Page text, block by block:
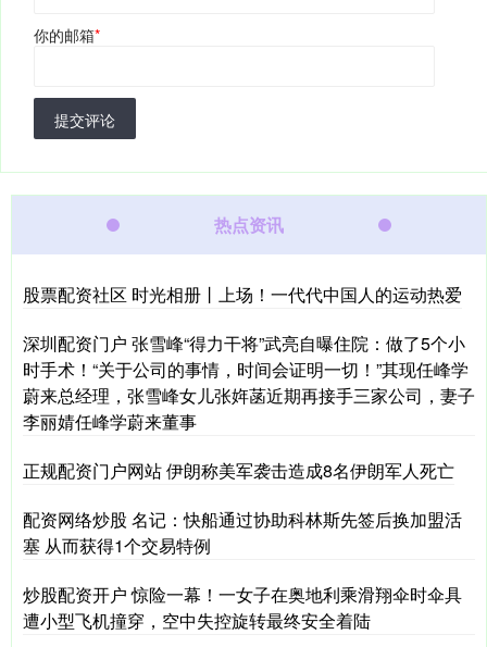
你的邮箱*
提交评论
热点资讯
股票配资社区 时光相册丨上场！一代代中国人的运动热爱
深圳配资门户 张雪峰“得力干将”武亮自曝住院：做了5个小
时手术！“关于公司的事情，时间会证明一切！”其现任峰学
蔚来总经理，张雪峰女儿张姩菡近期再接手三家公司，妻子
李丽婧任峰学蔚来董事
正规配资门户网站 伊朗称美军袭击造成8名伊朗军人死亡
配资网络炒股 名记：快船通过协助科林斯先签后换加盟活
塞 从而获得1个交易特例
炒股配资开户 惊险一幕！一女子在奥地利乘滑翔伞时伞具
遭小型飞机撞穿，空中失控旋转最终安全着陆